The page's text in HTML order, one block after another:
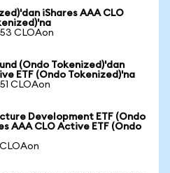
iShares AAA CLO
CLOAon
(Ondo Tokenized)'dan
ETF (Ondo Tokenized)'na
CLOAon
Development ETF (Ondo
AAA CLO Active ETF (Ondo